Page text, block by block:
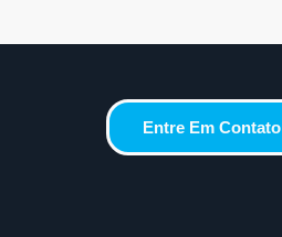
Entre Em Contato